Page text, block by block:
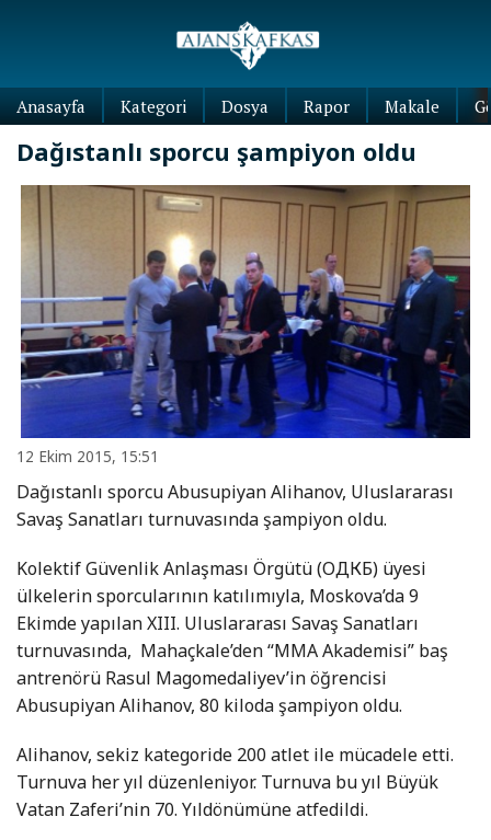
Anasayfa Kategori Dosya Rapor Makale
Dağıstanlı sporcu şampiyon oldu
12 Ekim 2015, 15:51
Dağıstanlı sporcu Abusupiyan Alihanov, Uluslararası
Savaş Sanatları turnuvasında şampiyon oldu.
Kolektif Güvenlik Anlaşması Örgütü (ОДКБ) üyesi
ülkelerin sporcularının katılımıyla, Moskova’da 9
Ekimde yapılan XIII. Uluslararası Savaş Sanatları
turnuvasında, Mahaçkale’den “MMA Akademisi” baş
antrenörü Rasul Magomedaliyev’in öğrencisi
Abusupiyan Alihanov, 80 kiloda şampiyon oldu.
Alihanov, sekiz kategoride 200 atlet ile mücadele etti.
Turnuva her yıl düzenleniyor. Turnuva bu yıl Büyük
Vatan Zaferi’nin 70. Yıldönümüne atfedildi.